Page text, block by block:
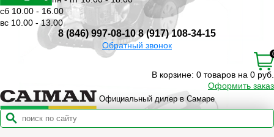
сб 10.00 - 16.00
вс 10.00 - 13.00
8 (846) 997-08-10 8 (917) 108-34-15
Обратный звонок
В корзине: 0 товаров на 0 руб.
Оформить заказ
Официальный дилер в Самаре